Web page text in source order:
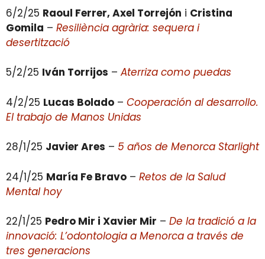
6/2/25 Raoul Ferrer, Axel Torrejón i Cristina
Gomila – Resiliència agrària: sequera i
desertització
5/2/25 Iván Torrijos –Aterriza como puedas
4/2/25 Lucas Bolado – Cooperación al desarrollo.
El trabajo de Manos Unidas
28/1/25 Javier Ares – 5 años de Menorca Starlight
24/1/25 María Fe Bravo – Retos de la Salud
Mental hoy
22/1/25 Pedro Mir i Xavier Mir – De la tradició a la
innovació: L’odontologia a Menorca a través de
tres generacions